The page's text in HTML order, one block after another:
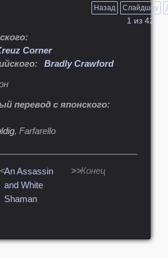
Назад Слайдшоу
1 из 42
Corner
Bradly Crawford
перевод с японского:
, Farfarello
An Assassin
and White
Shaman
>>Конец